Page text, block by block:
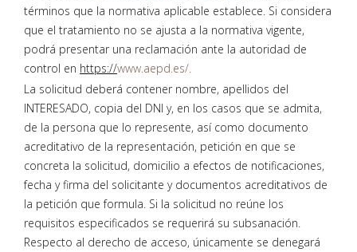
términos que la normativa aplicable establece. Si considera
que el tratamiento no se ajusta a la normativa vigente,
podrá presentar una reclamación ante la autoridad de
control en https://www.aepd.es/.
La solicitud deberá contener nombre, apellidos del
INTERESADO, copia del DNI y, en los casos que se admita,
de la persona que lo represente, así como documento
acreditativo de la representación, petición en que se
concreta la solicitud, domicilio a efectos de notificaciones,
fecha y firma del solicitante y documentos acreditativos de
la petición que formula. Si la solicitud no reúne los
requisitos especificados se requerirá su subsanación.
Respecto al derecho de acceso, únicamente se denegará